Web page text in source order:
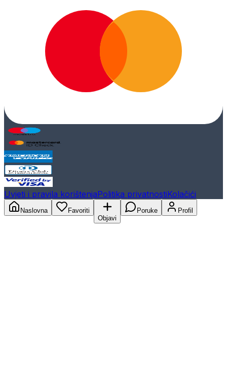
Uvjeti i pravila korištenjaPolitika privatnostiKolačići
Naslovna
Favoriti
Objavi
Poruke Profil